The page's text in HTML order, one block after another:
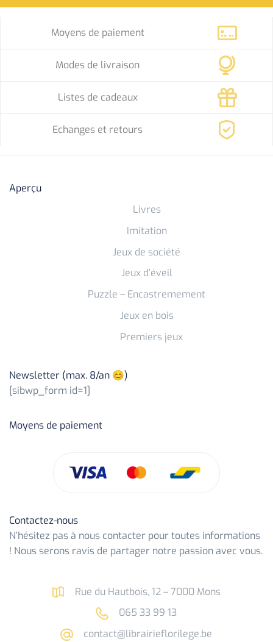
Moyens de paiement
Modes de livraison
Listes de cadeaux
Echanges et retours
Aperçu
Livres
Imitation
Jeux de société
Jeux d’éveil
Puzzle – Encastremement
Jeux en bois
Premiers jeux
Newsletter (max. 8/an 😊)
[sibwp_form id=1]
Moyens de paiement
Contactez-nous
N’hésitez pas à nous contacter pour toutes informations
! Nous serons ravis de partager notre passion avec vous.
Rue du Hautbois, 12 – 7000 Mons
065 33 99 13
contact@librairieflorilege.be